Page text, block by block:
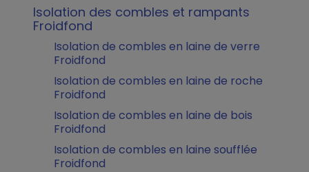
Isolation des combles et rampants
Froidfond
Isolation de combles en laine de verre
Froidfond
Isolation de combles en laine de roche
Froidfond
Isolation de combles en laine de bois
Froidfond
Isolation de combles en laine soufflée
Froidfond